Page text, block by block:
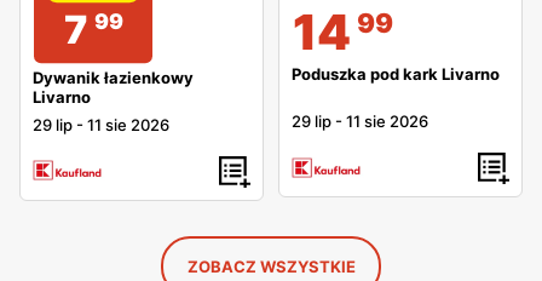
7 99
Dywanik łazienkowy
Livarno
29 lip -11 sie 2026
14 99
Poduszka pod kark Livarno
29 lip -11 sie 2026
ZOBACZ WSZYSTKIE